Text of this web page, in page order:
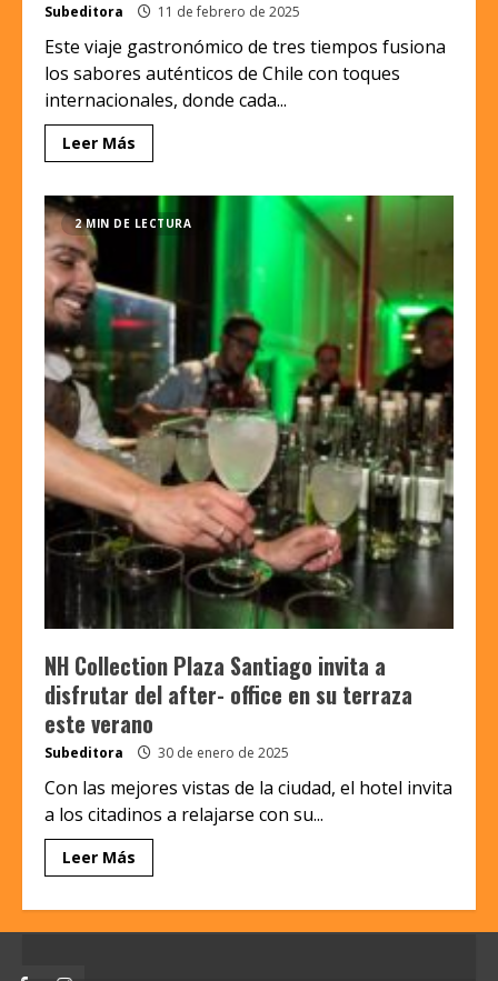
Subeditora 11 de febrero de 2025
Este viaje gastronómico de tres tiempos fusiona
los sabores auténticos de Chile con toques
internacionales, donde cada...
Leer Más
2 MIN DE LECTURA
NH Collection Plaza Santiago invita a
disfrutar del after- office en su terraza
este verano
Subeditora 30 de enero de 2025
Con las mejores vistas de la ciudad, el hotel invita
a los citadinos a relajarse con su...
Leer Más